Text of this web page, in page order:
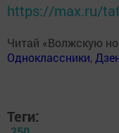
https://max.ru/
Читай «Волжскую
Одноклассники,
Теги: